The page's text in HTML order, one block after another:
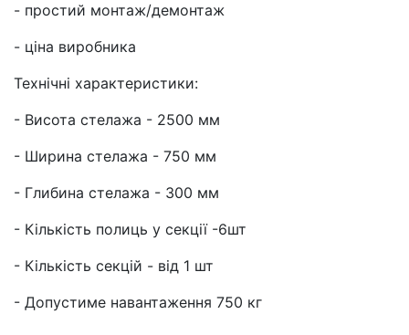
- простий монтаж/демонтаж
- ціна виробника
Технічні характеристики:
- Висота стелажа - 2500 мм
- Ширина стелажа - 750 мм
- Глибина стелажа - 300 мм
- Кількість полиць у секції -6шт
- Кількість секцій - від 1 шт
- Допустиме навантаження 750 кг